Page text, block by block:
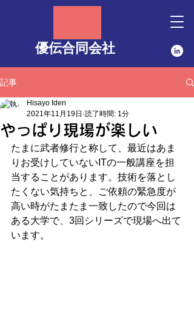
優伝合同会社
記事
やっぱり現場が楽しい
Hisayo Iden
2021年11月19日 読了時間: 1分
たまに武者修行と称して、最近はあま
りお受けしていないITの一般講座を担
当することがあります。技術を落とし
たくない気持ちと、ご依頼の緊急度が
高い時がたまたま一致したので今回は
ある大学で、3回シリーズで現場へ出て
います。